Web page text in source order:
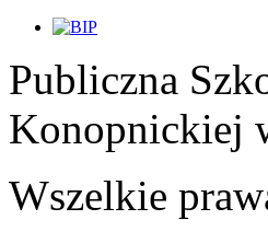
Publiczna
Konopnickiej
Wszelkie